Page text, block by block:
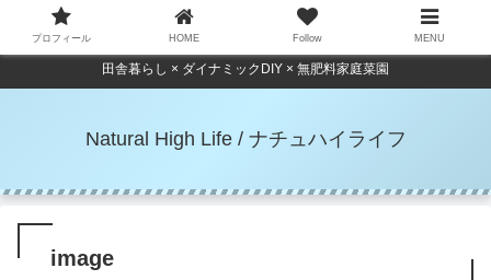
田舎暮らし × ダイナミックDIY × 無肥料家庭菜園
Natural High Life / ナチュハイライフ
image
プロフィール HOME Follow MENU